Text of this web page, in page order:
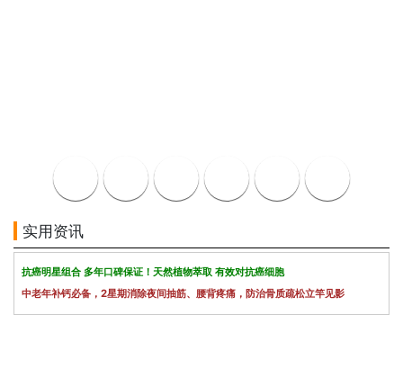
实用资讯
抗癌明星组合 多年口碑保证！天然植物萃取 有效对抗癌细胞
中老年补钙必备，2星期消除夜间抽筋、腰背疼痛，防治骨质疏松立竿见影